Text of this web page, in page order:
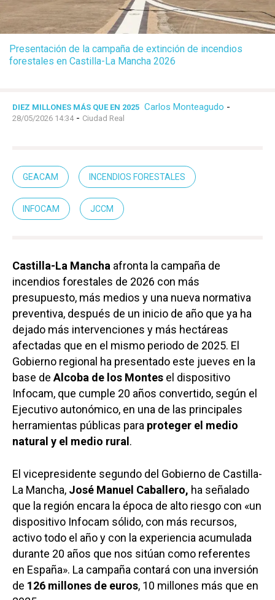
Presentación de la campaña de extinción de incendios
forestales en Castilla-La Mancha 2026
DIEZ MILLONES MÁS QUE EN 2025 Carlos Monteagudo -
28/05/2026 14:34- Ciudad Real
GEACAM INCENDIOS FORESTALES
INFOCAM JCCM
Castilla-La Mancha afronta la campaña de
incendios forestales de 2026 con más
presupuesto, más medios y una nueva normativa
preventiva, después de un inicio de año que ya ha
dejado más intervenciones y más hectáreas
afectadas que en el mismo periodo de 2025. El
Gobierno regional ha presentado este jueves en la
base de Alcoba de los Montes el dispositivo
Infocam, que cumple 20 años convertido, según el
Ejecutivo autonómico, en una de las principales
herramientas públicas para proteger el medio
natural y el medio rural.
El vicepresidente segundo del Gobierno de Castilla-
La Mancha, José Manuel Caballero, ha señalado
que la región encara la época de alto riesgo con «un
dispositivo Infocam sólido, con más recursos,
activo todo el año y con la experiencia acumulada
durante 20 años que nos sitúan como referentes
en España». La campaña contará con una inversión
de 126 millones de euros, 10 millones más que en